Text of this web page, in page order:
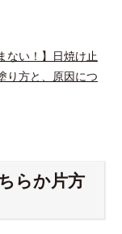
ない！】日焼け止
り方と、原因につ
らか片方